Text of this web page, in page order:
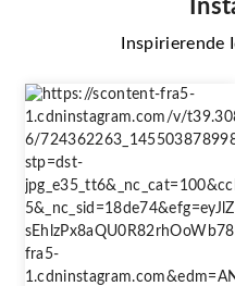
Inspirierende